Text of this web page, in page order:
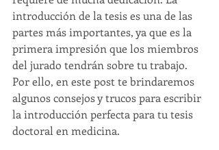
introducción de la tesis es una de las
partes más importantes, ya que es la
primera impresión que los miembros
del jurado tendrán sobre tu trabajo.
Por ello, en este post te brindaremos
algunos consejos y trucos para escribir
la introducción perfecta para tu tesis
doctoral en medicina.